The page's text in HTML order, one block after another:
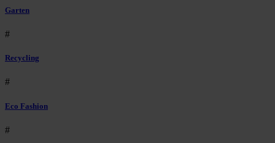
Garten
#
Recycling
#
Eco Fashion
#